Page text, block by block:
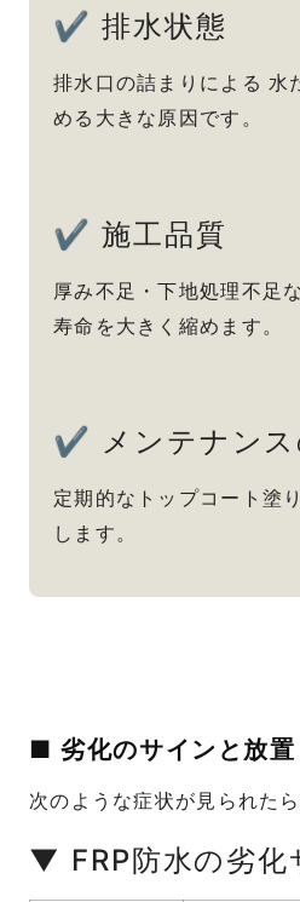
✔ 排水状態
排水口の詰まりによる 水
める大きな原因です。
✔ 施工品質
厚み不足・下地処理不足
寿命を大きく縮めます。
✔ メンテナンス
定期的なトップコート塗
します。
■ 劣化のサインと放置
次のような症状が見られた
▼ FRP防水の劣化